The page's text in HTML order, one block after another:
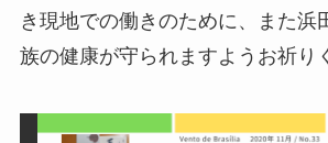
き現地での働きのために、また浜
族の健康が守られますようお祈り